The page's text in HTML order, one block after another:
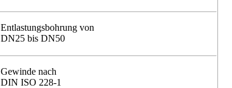
Entlastungsbohrung von
DN25 bis DN50
Gewinde nach
DIN ISO 228-1